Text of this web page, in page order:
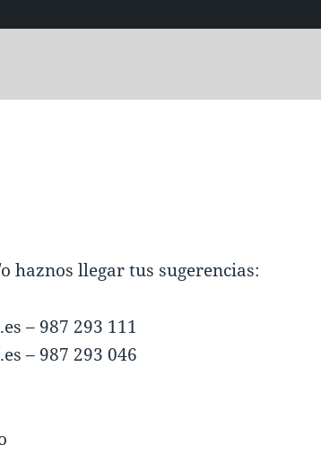
haznos llegar tus sugerencias:
– 987 293 111
– 987 293 046